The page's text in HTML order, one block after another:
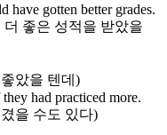
have gotten better grades.
좋은 성적을 받았을
았을 텐데)
had practiced more.
을 수도 있다)